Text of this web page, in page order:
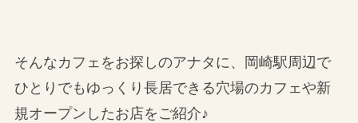
そんなカフェをお探しのアナタに、岡崎駅周辺で
ひとりでもゆっくり長居できる穴場のカフェや新
規オープンしたお店をご紹介♪